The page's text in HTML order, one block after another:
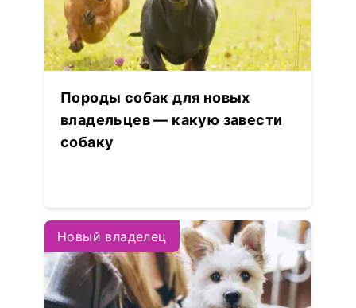
Породы собак для новых
владельцев — какую завести
собаку
Новый владелец